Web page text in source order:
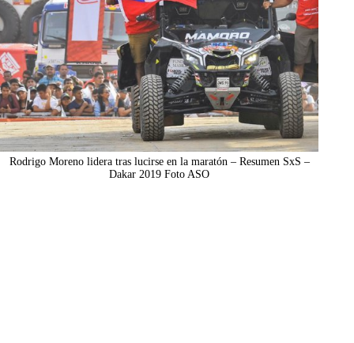
Rodrigo Moreno lidera tras lucirse en la maratón – Resumen SxS –
Dakar 2019 Foto ASO